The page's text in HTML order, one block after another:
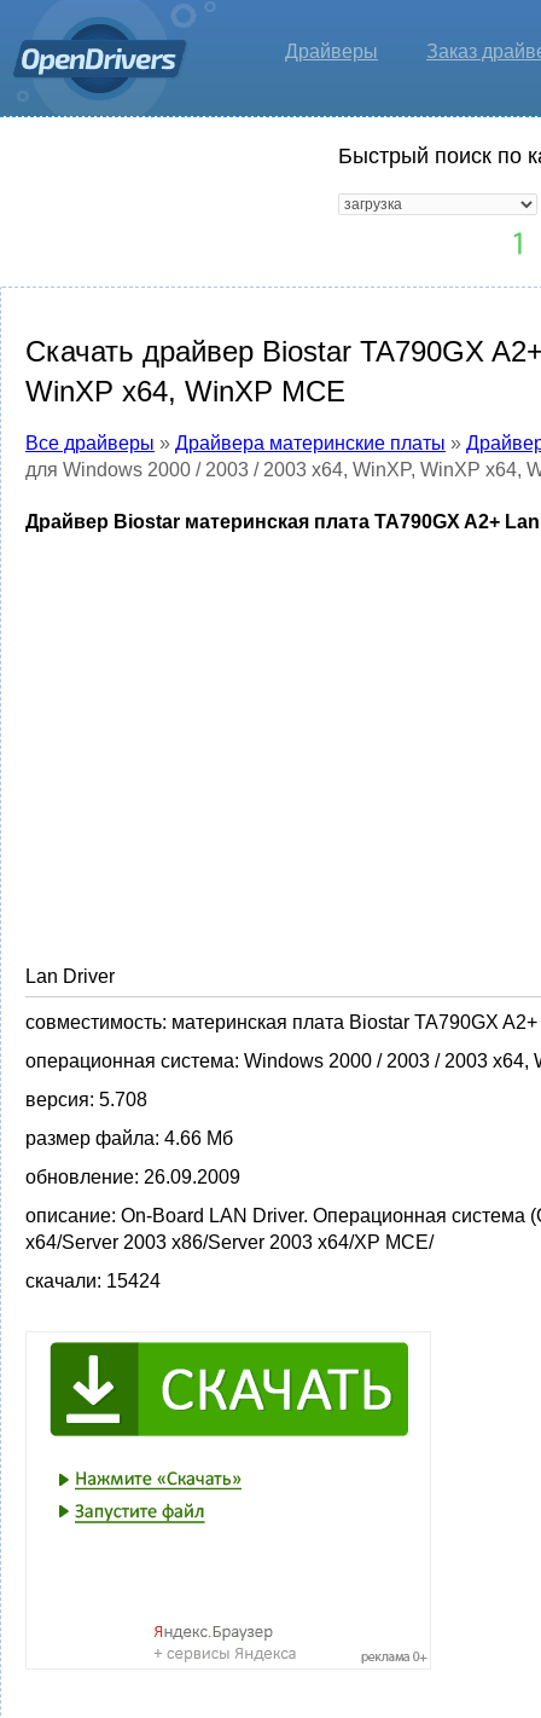
Драйверы Заказ
Быстрый поиск по
Скачать драйвер Biostar TA790GX
WinXP x64, WinXP MCE
Все драйверы » Драйвера материнские платы »
для Windows 2000 / 2003 / 2003 x64, WinXP, WinXP x64,
Драйвер Biostar материнская плата TA790GX A2+
Lan Driver
совместимость: материнская плата Biostar TA790GX A2+
операционная система: Windows 2000 / 2003 / 2003 x64,
версия: 5.708
размер файла: 4.66 Мб
обновление: 26.09.2009
описание: On-Board LAN Driver. Операционная система
x64/Server 2003 x86/Server 2003 x64/XP MCE/
скачали: 15424